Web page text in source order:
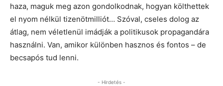
haza, maguk meg azon gondolkodnak, hogyan költhettek
el nyom nélkül tizenötmilliót… Szóval, cseles dolog az
átlag, nem véletlenül imádják a politikusok propagandára
használni. Van, amikor különben hasznos és fontos – de
becsapós tud lenni.
- Hirdetés -